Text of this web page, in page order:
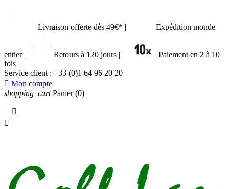
Livraison offerte dès 49€* | Expédition monde
entier | Retours à 120 jours |
Paiement en 2 à 10
fois
Service client : +33 (0)1 64 96 20 20
 Mon compte
shopping_cart Panier (0)

